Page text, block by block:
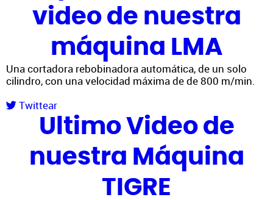
video de nuestra
máquina LMA
Una cortadora rebobinadora automática, de un solo
cilindro, con una velocidad máxima de de 800 m/min.
Twittear
Ultimo Video de
nuestra Máquina
TIGRE